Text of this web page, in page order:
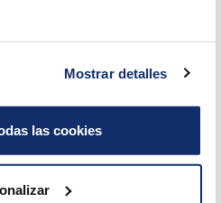
Mostrar detalles
las cookies